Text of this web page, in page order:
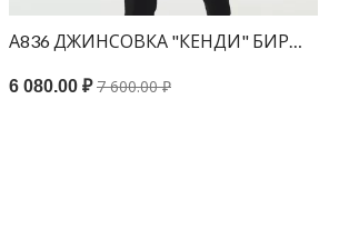
А836 ДЖИНСОВКА "КЕНДИ" БИРЮЗА
6 080.00 ₽7 600.00 ₽